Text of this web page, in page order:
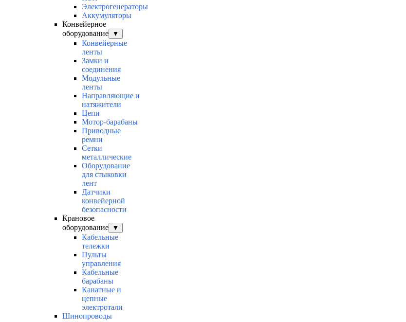
Электрогенераторы
Аккумуляторы
Конвейерное
оборудование
▼
Конвейерные
ленты
Замки и
соединения
Модульные
ленты
Направляющие и
натяжители
Цепи
Мотор-барабаны
Приводные
ремни
Сетки
металлические
Оборудование
для стыковки
лент
Датчики
конвейерной
безопасности
Крановое
оборудование
▼
Кабельные
тележки
Пульты
управления
Кабельные
барабаны
Канатные и
цепные
электротали
Шинопроводы